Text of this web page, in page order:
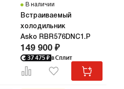
В наличии
Встраиваемый
холодильник
Asko RBR576DNC1.P
149 900 ₽
37 475 ₽ в Сплит